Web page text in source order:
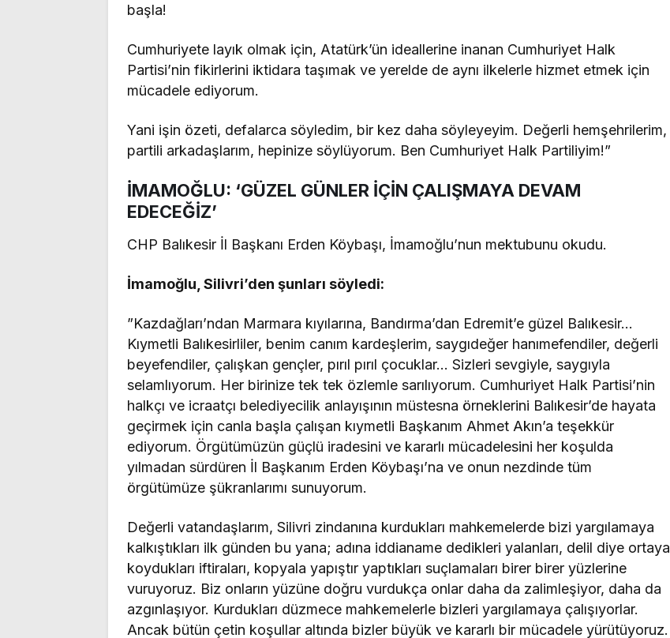
başla!
Cumhuriyete layık olmak için, Atatürk’ün ideallerine inanan Cumhuriyet Halk
Partisi’nin fikirlerini iktidara taşımak ve yerelde de aynı ilkelerle hizmet etmek için
mücadele ediyorum.
Yani işin özeti, defalarca söyledim, bir kez daha söyleyeyim. Değerli hemşehrilerim,
partili arkadaşlarım, hepinize söylüyorum. Ben Cumhuriyet Halk Partiliyim!”
İMAMOĞLU: ‘GÜZEL GÜNLER İÇİN ÇALIŞMAYA DEVAM
EDECEĞİZ’
CHP Balıkesir İl Başkanı Erden Köybaşı, İmamoğlu’nun mektubunu okudu.
İmamoğlu, Silivri’den şunları söyledi:
”Kazdağları’ndan Marmara kıyılarına, Bandırma’dan Edremit’e güzel Balıkesir…
Kıymetli Balıkesirliler, benim canım kardeşlerim, saygıdeğer hanımefendiler, değerli
beyefendiler, çalışkan gençler, pırıl pırıl çocuklar… Sizleri sevgiyle, saygıyla
selamlıyorum. Her birinize tek tek özlemle sarılıyorum. Cumhuriyet Halk Partisi’nin
halkçı ve icraatçı belediyecilik anlayışının müstesna örneklerini Balıkesir’de hayata
geçirmek için canla başla çalışan kıymetli Başkanım Ahmet Akın’a teşekkür
ediyorum. Örgütümüzün güçlü iradesini ve kararlı mücadelesini her koşulda
yılmadan sürdüren İl Başkanım Erden Köybaşı’na ve onun nezdinde tüm
örgütümüze şükranlarımı sunuyorum.
Değerli vatandaşlarım, Silivri zindanına kurdukları mahkemelerde bizi yargılamaya
kalkıştıkları ilk günden bu yana; adına iddianame dedikleri yalanları, delil diye ortaya
koydukları iftiraları, kopyala yapıştır yaptıkları suçlamaları birer birer yüzlerine
vuruyoruz. Biz onların yüzüne doğru vurdukça onlar daha da zalimleşiyor, daha da
azgınlaşıyor. Kurdukları düzmece mahkemelerle bizleri yargılamaya çalışıyorlar.
Ancak bütün çetin koşullar altında bizler büyük ve kararlı bir mücadele yürütüyoruz.